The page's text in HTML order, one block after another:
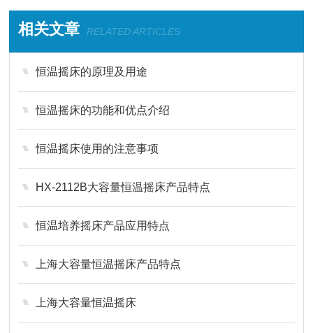
相关文章 RELATED ARTICLES
恒温摇床的原理及用途
恒温摇床的功能和优点介绍
恒温摇床使用的注意事项
HX-2112B大容量恒温摇床产品特点
恒温培养摇床产品应用特点
上海大容量恒温摇床产品特点
上海大容量恒温摇床